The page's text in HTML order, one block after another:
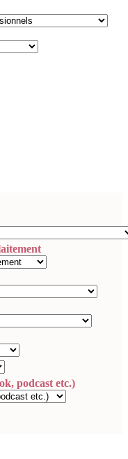
podcast etc.)